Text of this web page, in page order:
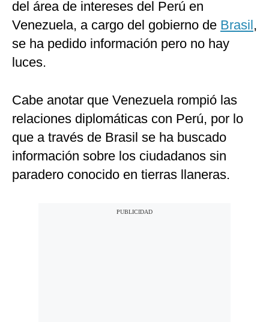
del área de intereses del Perú en
Venezuela, a cargo del gobierno de Brasil,
se ha pedido información pero no hay
luces.
Cabe anotar que Venezuela rompió las
relaciones diplomáticas con Perú, por lo
que a través de Brasil se ha buscado
información sobre los ciudadanos sin
paradero conocido en tierras llaneras.